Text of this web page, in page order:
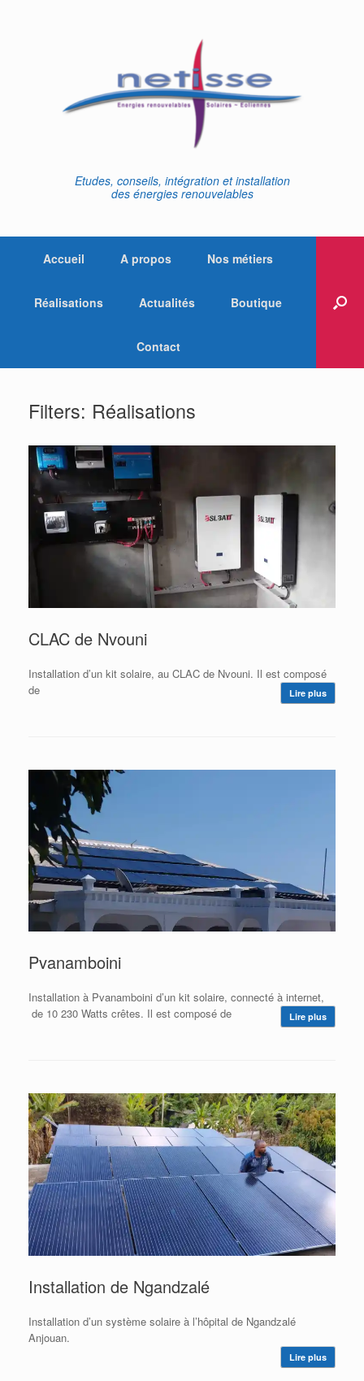
Etudes, conseils, intégration et installation
des énergies renouvelables
Accueil A propos Nos métiers
Réalisations Actualités Boutique
Contact
Filters: Réalisations
CLAC de Nvouni
Installation d’un kit solaire, au CLAC de Nvouni. Il est composé
de
Lire plus
Pvanamboini
Installation à Pvanamboini d’un kit solaire, connecté à internet,
de 10 230 Watts crêtes. Il est composé de
Lire plus
Installation de Ngandzalé
Installation d’un système solaire à l’hôpital de Ngandzalé
Anjouan.
Lire plus